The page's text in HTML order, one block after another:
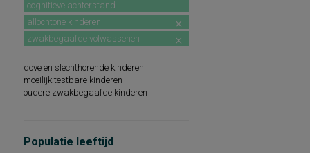
Abonneren
cognitieve achterstand
allochtone kinderen
zwakbegaafde volwassenen
dove en slechthorende kinderen
moeilijk testbare kinderen
oudere zwakbegaafde kinderen
Populatie leeftijd